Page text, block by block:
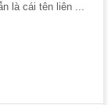
là cái tên liên ...